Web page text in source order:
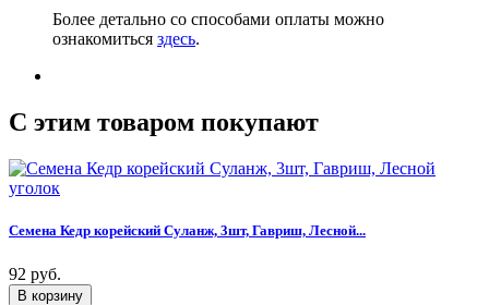
Более детально со способами оплаты можно
ознакомиться здесь.
C этим товаром покупают
Семена Кедр корейский Суланж, 3шт, Гавриш, Лесной...
92 руб.